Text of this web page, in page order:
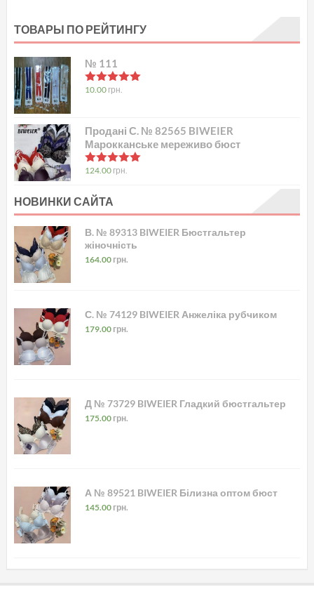
ТОВАРЫ ПО РЕЙТИНГУ
№ 111
в 5.00 з 5
10.00 грн.
Продані С. № 82565 BIWEIER
Марокканське мереживо бюст
в 5.00з 5
124.00 грн.
НОВИНКИ САЙТА
В. № 89313 BIWEIER Бюстгальтер
жіночність
164.00 грн.
С. № 74129 BIWEIER Анжеліка рубчиком
179.00 грн.
Д № 73729 BIWEIER Гладкий бюстгальтер
175.00 грн.
А № 89521 BIWEIER Білизна оптом бюст
145.00 грн.